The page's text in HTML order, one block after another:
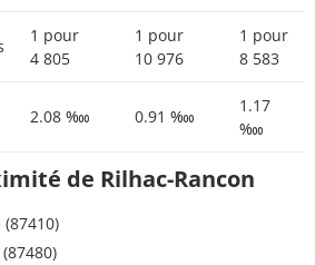
1 pour
4 805
1 pour
10 976
1 pour
8 583
2.08 ‱ 0.91 ‱
1.17
‱
de Rilhac-Rancon